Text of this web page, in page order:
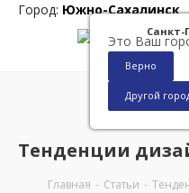
Санкт-
Это Ваш
Верно
Другой
Город: Южно-Сахалинск
Тенденции
Главная - Статьи -